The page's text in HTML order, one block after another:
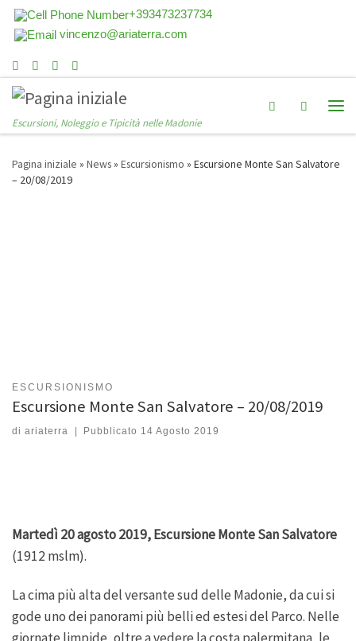
+393473237734
vincenzo@ariaterra.com
Escursioni, Noleggio e Tipicità nelle Madonie
Search
Pagina iniziale » News» Escursionismo » Escursione Monte San Salvatore
– 20/08/2019
ESCURSIONISMO
Escursione Monte San Salvatore – 20/08/2019
di ariaterra | Pubblicato 14 Agosto 2019
Martedì 20 agosto 2019, Escursione Monte San Salvatore
(1912 mslm).
La cima più alta del versante sud delle Madonie, da cui si
gode uno dei panorami più belli ed estesi del Parco. Nelle